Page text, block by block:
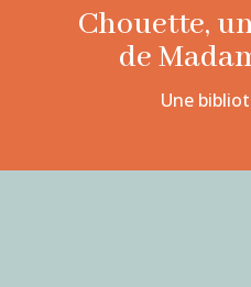
Chouette,
de
Une